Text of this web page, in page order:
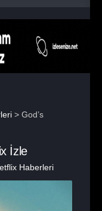
> God’s
İzle
Haberleri